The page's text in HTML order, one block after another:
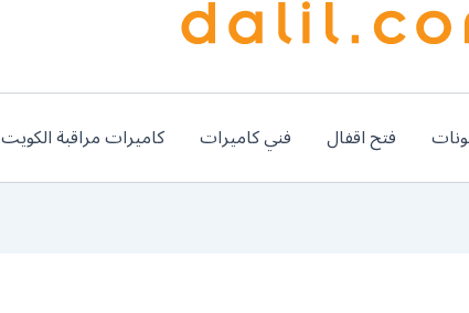
فتح اقفال فني كاميرات كاميرات مراقبة الكويت